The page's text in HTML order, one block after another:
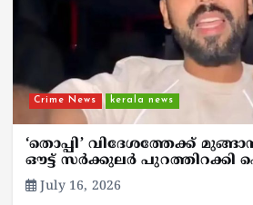
Crime News kerala news
‘തൊപ്പി’ വിദേശത്തേക്ക്
ഔട്ട് സര്‍ക്കുലര്‍ പുറത്തിറക്കി
July 16, 2026